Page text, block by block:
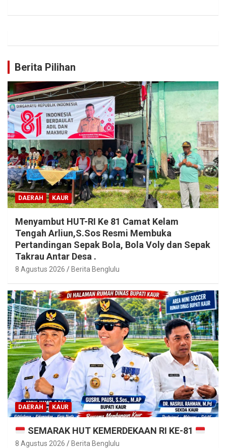
Berita Pilihan
DAERAH KAUR
Menyambut HUT-RI Ke 81 Camat Kelam
Tengah Arliun,S.Sos Resmi Membuka
Pertandingan Sepak Bola, Bola Voly dan Sepak
Takrau Antar Desa .
8 Agustus 2026 Berita Benglulu
DAERAH KAUR
SEMARAK HUT KEMERDEKAAN RI KE-81
8 Agustus 2026 Berita Benglulu